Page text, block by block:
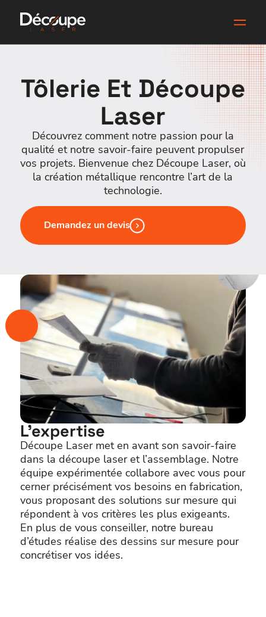
Tôlerie Et Découpe
Laser
Découvrez comment notre passion pour la
qualité et notre savoir-faire peuvent propulser
vos projets. Bienvenue chez Découpe Laser, où
la création métallique rencontre l’art de la
technologie.
Demandez un devis
L’expertise
Découpe Laser met en avant son savoir-faire
dans la découpe laser et l’assemblage. Notre
équipe expérimentée collabore avec vous pour
cerner précisément vos besoins en fabrication,
vous proposant des solutions sur mesure qui
répondent à vos critères les plus exigeants.
En plus de vous conseiller, notre bureau
d’études réalise des dessins sur mesure pour
concrétiser vos idées.